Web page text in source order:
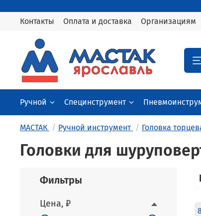
Контакты
Оплата и доставка Организациям
Ручной Специнструмент
МАСТАК Ручной инструмент Головка
Головки для
Фильтры
Цена, ₽